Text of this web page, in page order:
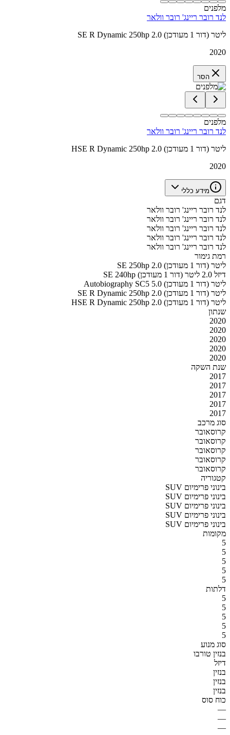
מלפנים
לנד רובר ריינג' רובר וולאר
SE R Dynamic 250hp 2.0 ליטר (דור 1 מעודכן)
2020
הסר
מלפנים
לנד רובר ריינג' רובר וולאר
HSE R Dynamic 250hp 2.0 ליטר (דור 1 מעודכן)
2020
מידע כללי
דגם
לנד רובר ריינג' רובר וולאר
לנד רובר ריינג' רובר וולאר
לנד רובר ריינג' רובר וולאר
לנד רובר ריינג' רובר וולאר
לנד רובר ריינג' רובר וולאר
רמת גימור
SE 250hp 2.0 ליטר (דור 1 מעודכן)
SE 240hp דיזל 2.0 ליטר (דור 1 מעודכן)
Autobiography SC5 5.0 ליטר (דור 1 מעודכן)
SE R Dynamic 250hp 2.0 ליטר (דור 1 מעודכן)
HSE R Dynamic 250hp 2.0 ליטר (דור 1 מעודכן)
שנתון
2020
2020
2020
2020
2020
שנת השקה
2017
2017
2017
2017
2017
סוג מרכב
קרוסאובר
קרוסאובר
קרוסאובר
קרוסאובר
קרוסאובר
קטגוריה
SUV בינוני פרימיום
SUV בינוני פרימיום
SUV בינוני פרימיום
SUV בינוני פרימיום
SUV בינוני פרימיום
מקומות
5
5
5
5
5
דלתות
5
5
5
5
5
סוג מנוע
בנזין טורבו
דיזל
בנזין
בנזין
בנזין
כוח סוס
—
—
—